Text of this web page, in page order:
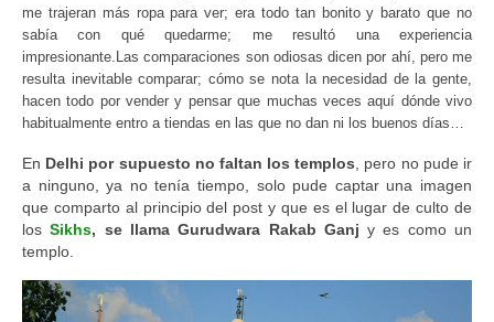
me trajeran más ropa para ver; era todo tan bonito y barato que no
sabía con qué quedarme; me resultó una experiencia
impresionante.Las comparaciones son odiosas dicen por ahí, pero me
resulta inevitable comparar; cómo se nota la necesidad de la gente,
hacen todo por vender y pensar que muchas veces aquí dónde vivo
habitualmente entro a tiendas en las que no dan ni los buenos días…
En Delhi por supuesto no faltan los templos , pero no pude ir
a ninguno, ya no tenía tiempo, solo pude captar una imagen
que comparto al principio del post y que es el lugar de culto de
losSikhs, se llama Gurudwara Rakab Ganj y es como un
templo.